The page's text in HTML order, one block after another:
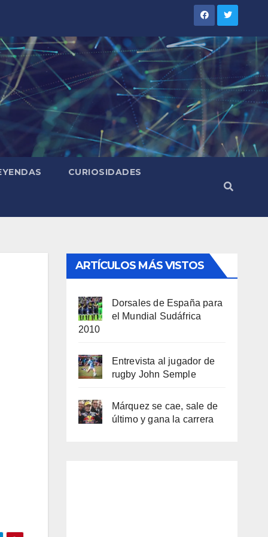
CURIOSIDADES
ARTÍCULOS MÁS VISTOS
Dorsales de España para
el Mundial Sudáfrica
2010
Entrevista al jugador de
rugby John Semple
Márquez se cae, sale de
último y gana la carrera